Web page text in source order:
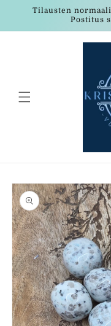
siirryTilausten
Postitus
Siirry
tuotetietoihin